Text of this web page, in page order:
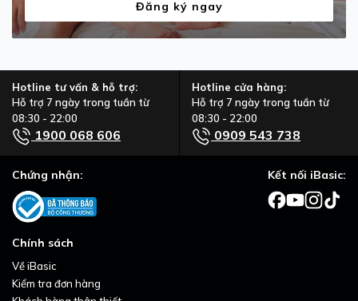
Đăng ký ngay
Hotline tư vấn & hỗ trợ:
Hỗ trợ 7 ngày trong tuần từ
08:30 - 22:00
1900 068 606
Hotline cửa hàng:
Hỗ trợ 7 ngày trong tuần từ
08:30 - 22:00
0909 543 738
Chính sách
Về iBasic
Kiểm tra đơn hàng
Chứng nhận: Kết nối iBasic: